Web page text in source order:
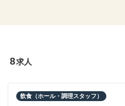
8求人
飲食（ホール・調理スタッフ）